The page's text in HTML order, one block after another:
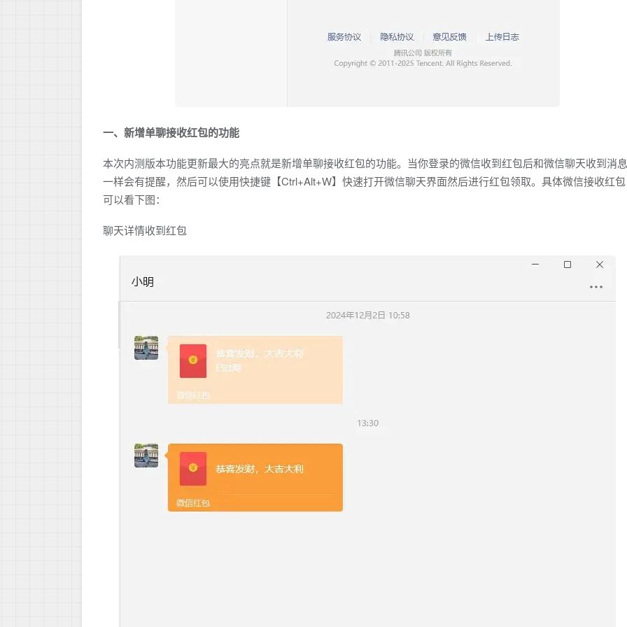
一、新增单聊接收红包的功能
本次内测版本功能更新最大的亮点就是新增单聊接收红包的功能。当你登录的微信收到红包后和微信聊天收到消息
一样会有提醒，然后可以使用快捷键【Ctrl+Alt+W】快速打开微信聊天界面然后进行红包领取。具体微信接收红包
可以看下图：
聊天详情收到红包